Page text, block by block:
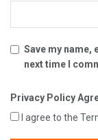
Save my name,
next time I
Privacy Policy
I agree to the